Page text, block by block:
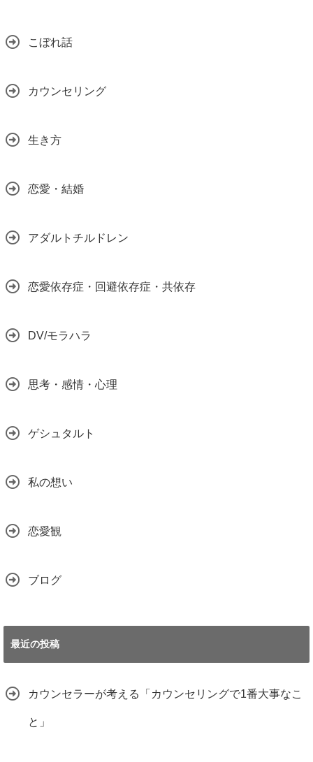
こぼれ話
カウンセリング
生き方
恋愛・結婚
アダルトチルドレン
恋愛依存症・回避依存症・共依存
DV/モラハラ
思考・感情・心理
ゲシュタルト
私の想い
恋愛観
ブログ
最近の投稿
カウンセラーが考える「カウンセリングで1番大事なこ
と」